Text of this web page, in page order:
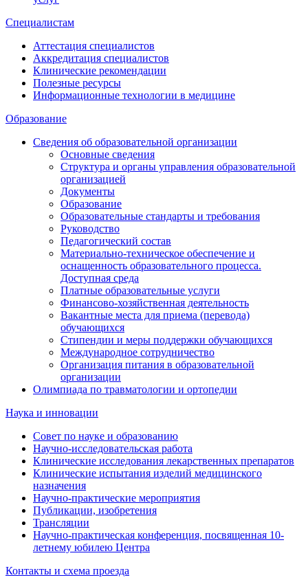
Специалистам
Аттестация специалистов
Аккредитация специалистов
Клинические рекомендации
Полезные ресурсы
Информационные технологии в медицине
Образование
Сведения об образовательной организации
Основные сведения
Структура и органы управления образовательной
организацией
Документы
Образование
Образовательные стандарты и требования
Руководство
Педагогический состав
Материально-техническое обеспечение и
оснащенность образовательного процесса.
Доступная среда
Платные образовательные услуги
Финансово-хозяйственная деятельность
Вакантные места для приема (перевода)
обучающихся
Стипендии и меры поддержки обучающихся
Международное сотрудничество
Организация питания в образовательной
организации
Олимпиада по травматологии и ортопедии
Наука и инновации
Совет по науке и образованию
Научно-исследовательская работа
Клинические исследования лекарственных препаратов
Клинические испытания изделий медицинского
назначения
Научно-практические мероприятия
Публикации, изобретения
Трансляции
Научно-практическая конференция, посвященная 10-
летнему юбилею Центра
Контакты и схема проезда